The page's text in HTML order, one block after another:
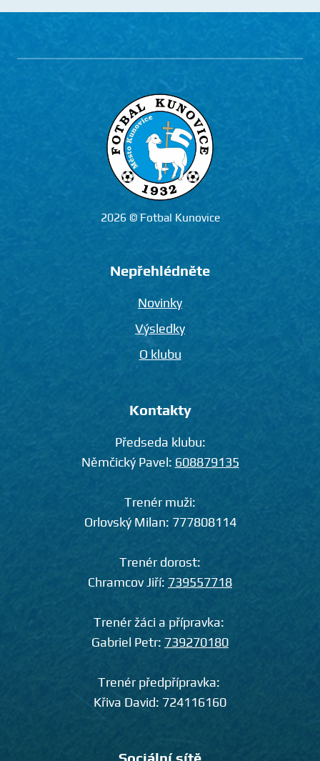
2026 © Fotbal Kunovice
Nepřehlédněte
Novinky
Výsledky
O klubu
Kontakty
Předseda klubu:
Němčický Pavel: 608879135
Trenér muži:
Orlovský Milan: 777808114
Trenér dorost:
Chramcov Jiří: 739557718
Trenér žáci a přípravka:
Gabriel Petr: 739270180
Trenér předpřípravka:
Křiva David: 724116160